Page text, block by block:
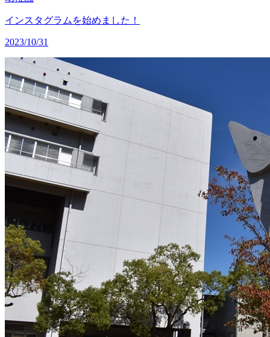
インスタグラムを始めました！
2023/10/31